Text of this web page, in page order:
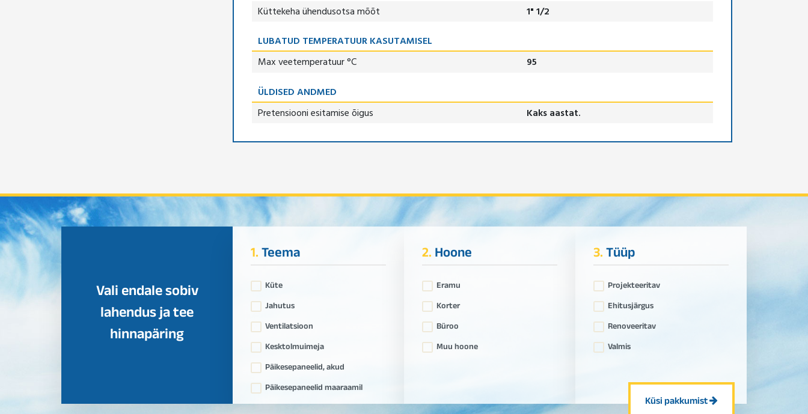
Küttekeha ühendusotsa mõõt
1" 1/2
LUBATUD TEMPERATUUR KASUTAMISEL
Max veetemperatuur °C
95
ÜLDISED ANDMED
Pretensiooni esitamise õigus
Kaks aastat.
Vali endale sobiv
lahendus ja tee
hinnapäring
1.Teema
Küte
Jahutus
Ventilatsioon
Kesktolmuimeja
Päikesepaneelid, akud
Päikesepaneelid maaraamil
2.Hoone
Eramu
Korter
Büroo
Muu hoone
3.Tüüp
Projekteeritav
Ehitusjärgus
Renoveeritav
Valmis
Küsi pakkumist